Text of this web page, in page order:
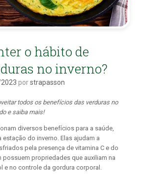
o hábito de
no inverno?
porstrapasson
todos os benefícios das verduras no
e saiba mais!
diversos benefícios para a saúde,
do inverno. Elas ajudam a
pela presença de vitamina C e do
possuem propriedades que auxiliam na
e no controle da gordura corporal.